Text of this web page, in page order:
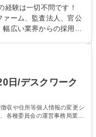
形成していただきま
門でご活躍いただきま
は、別途その他労働条
験は一切不問です！
ァーム、監査法人、官公
広い業界からの採用実
シャル採用（第2新
新たな時代を見据え
る役割を担いたい、と
日/デスクワーク
収や住所等個人情報の変更シ
各種委員会の運営事務局業務